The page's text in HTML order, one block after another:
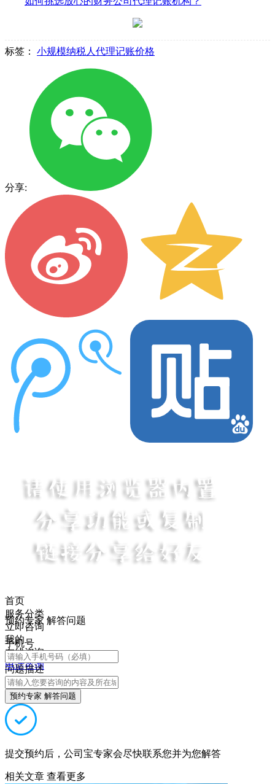
标签： 小规模纳税人代理记账价格
分享:
首页
服务分类
立即咨询
我的
在线咨询
电话咨询
预约专家 解答问题
手机号
问题描述
预约专家 解答问题
提交预约后，公司宝专家会尽快联系您并为您解答
相关文章 查看更多